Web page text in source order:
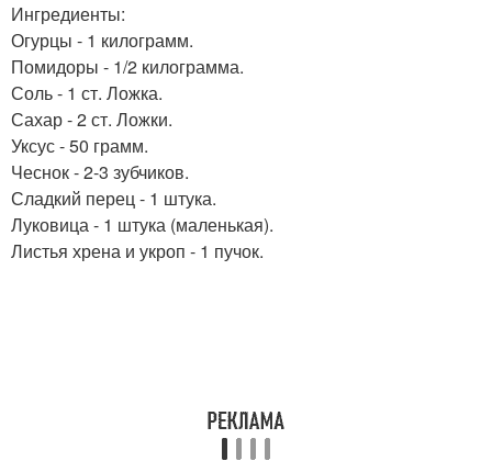
Ингредиенты:
Огурцы - 1 килограмм.
Помидоры - 1/2 килограмма.
Соль - 1 ст. Ложка.
Сахар - 2 ст. Ложки.
Уксус - 50 грамм.
Чеснок - 2-3 зубчиков.
Сладкий перец - 1 штука.
Луковица - 1 штука (маленькая).
Листья хрена и укроп - 1 пучок.